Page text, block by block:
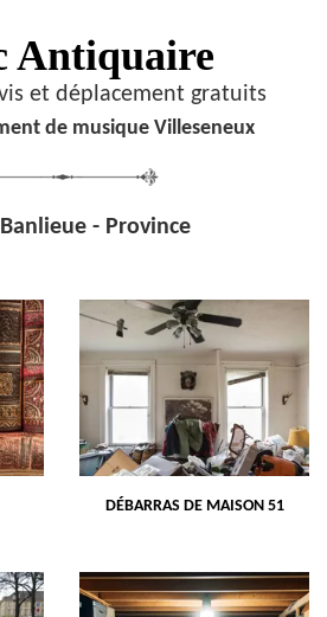
Antiquaire
et déplacement gratuits
de musique Villeseneux
- Province
DÉBARRAS DE MAISON 51